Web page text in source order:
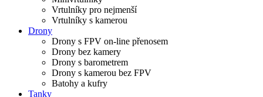
Vrtulníky pro nejmenší
Vrtulníky s kamerou
Drony
Drony s FPV on-line přenosem
Drony bez kamery
Drony s barometrem
Drony s kamerou bez FPV
Batohy a kufry
Tanky